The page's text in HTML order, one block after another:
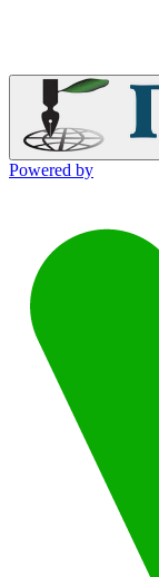
Powered by